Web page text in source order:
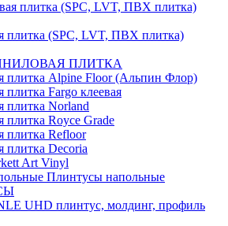
плитка (SPC, LVT, ПВХ плитка)
ПЛИТКА
плитка Alpine Floor (Альпин Флор)
Fargo клеевая
плитка Norland
плитка Royce Grade
плитка Refloor
плитка Decoria
Art Vinyl
Плинтусы напольные
UHD плинтус, молдинг, профиль